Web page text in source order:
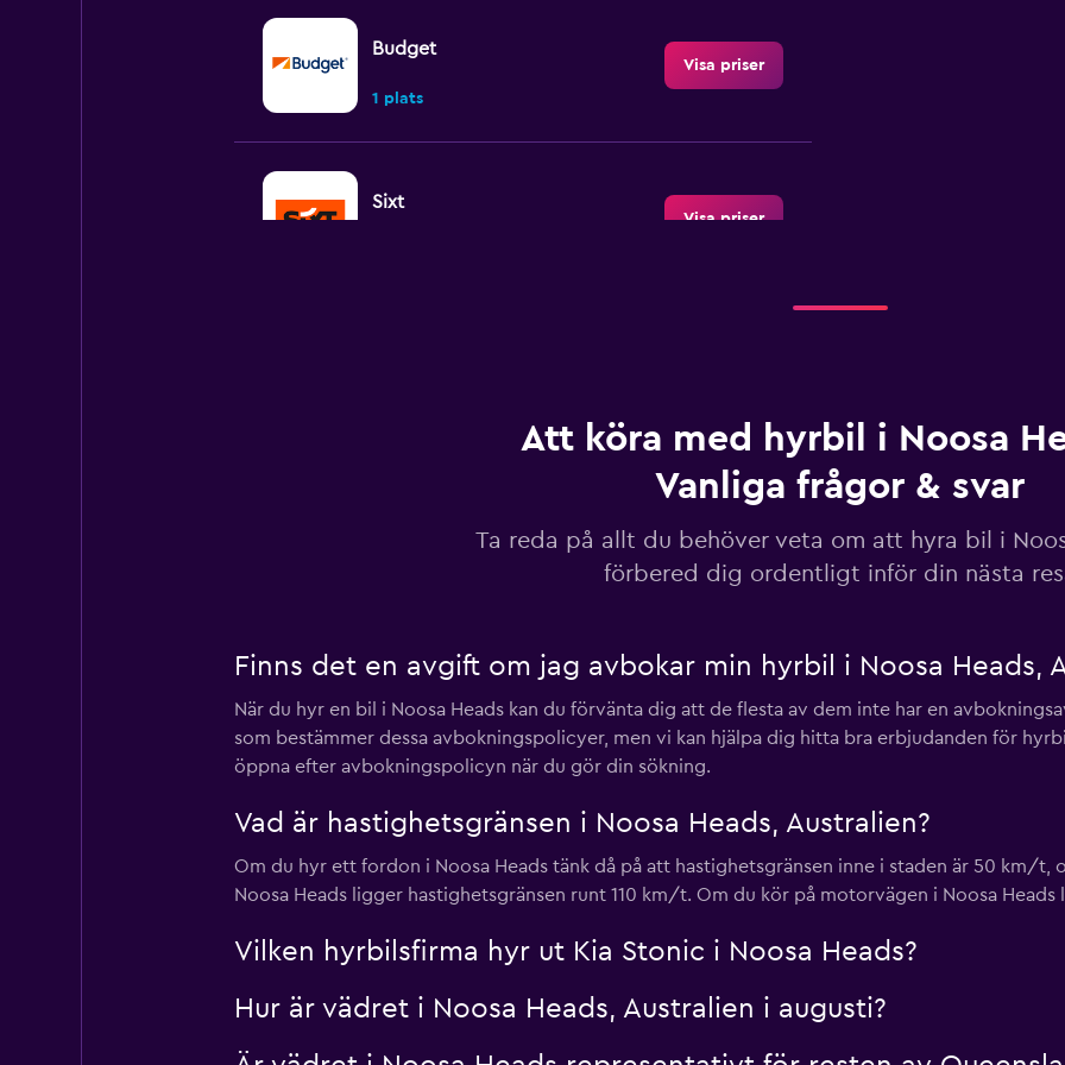
Budget
1 plats
Visa priser
Sixt
Visa priser
Hertz
1 plats
Visa priser
Prestige Rentals
1 plats
Visa priser
Att köra med hyrbil i Noosa
Vanliga frågor & svar
Ta reda på allt du behöver veta om att hyra bil i
förbered dig ordentligt inför din nästa
Finns det en avgift om jag avbokar min hyrbil i Noosa Heads,
När du hyr en bil i Noosa Heads kan du förvänta dig att de flesta av dem inte har en
som bestämmer dessa avbokningspolicyer, men vi kan hjälpa dig hitta bra erbjudanden för
öppna efter avbokningspolicyn när du gör din sökning.
Vad är hastighetsgränsen i Noosa Heads, Australien?
Om du hyr ett fordon i Noosa Heads tänk då på att hastighetsgränsen inne i staden är 50 km/t,
Noosa Heads ligger hastighetsgränsen runt 110 km/t. Om du kör på motorvägen i Noosa
Vilken hyrbilsfirma hyr ut Kia Stonic i Noosa Heads?
Hur är vädret i Noosa Heads, Australien i augusti?